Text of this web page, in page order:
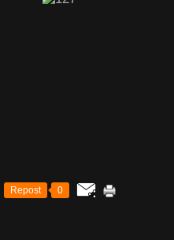
Repost 0